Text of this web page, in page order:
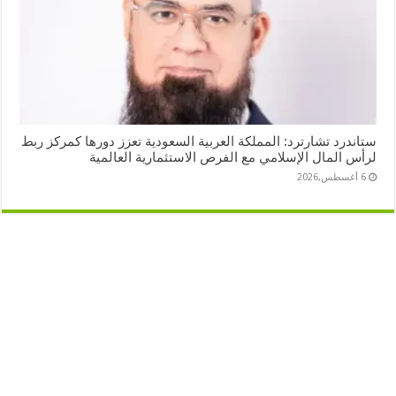
ستاندرد تشارترد: المملكة العربية السعودية تعزز دورها كمركز ربط
لرأس المال الإسلامي مع الفرص الاستثمارية العالمية
6 أغسطس,2026